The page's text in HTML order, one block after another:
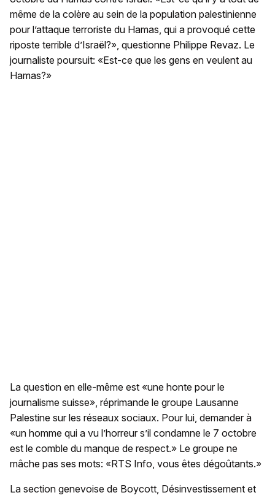
même de la colère au sein de la population palestinienne
pour l’attaque terroriste du Hamas, qui a provoqué cette
riposte terrible d’Israël?», questionne Philippe Revaz. Le
journaliste poursuit: «Est-ce que les gens en veulent au
Hamas?»
La question en elle-même est «une honte pour le
journalisme suisse», réprimande le groupe Lausanne
Palestine sur les réseaux sociaux. Pour lui, demander à
«un homme qui a vu l’horreur s’il condamne le 7 octobre
est le comble du manque de respect.» Le groupe ne
mâche pas ses mots: «RTS Info, vous êtes dégoûtants.»
La section genevoise de Boycott, Désinvestissement et